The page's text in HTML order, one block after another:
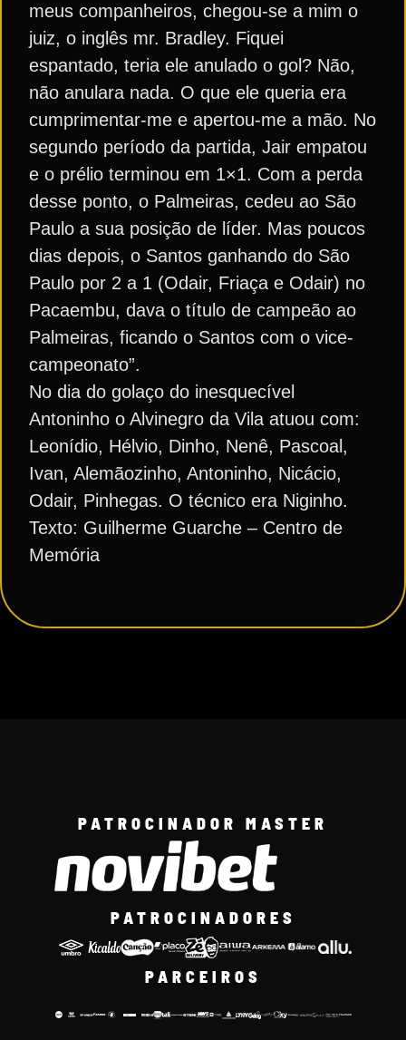
meus companheiros, chegou-se a mim o
juiz, o inglês mr. Bradley. Fiquei
espantado, teria ele anulado o gol? Não,
não anulara nada. O que ele queria era
cumprimentar-me e apertou-me a mão. No
segundo período da partida, Jair empatou
e o prélio terminou em 1×1. Com a perda
desse ponto, o Palmeiras, cedeu ao São
Paulo a sua posição de líder. Mas poucos
dias depois, o Santos ganhando do São
Paulo por 2 a 1 (Odair, Friaça e Odair) no
Pacaembu, dava o título de campeão ao
Palmeiras, ficando o Santos com o vice-
campeonato”.
No dia do golaço do inesquecível
Antoninho o Alvinegro da Vila atuou com:
Leonídio, Hélvio, Dinho, Nenê, Pascoal,
Ivan, Alemãozinho, Antoninho, Nicácio,
Odair, Pinhegas. O técnico era Niginho.
Texto: Guilherme Guarche – Centro de
Memória
PATROCINADOR MASTER
PATROCINADORES
PARCEIROS